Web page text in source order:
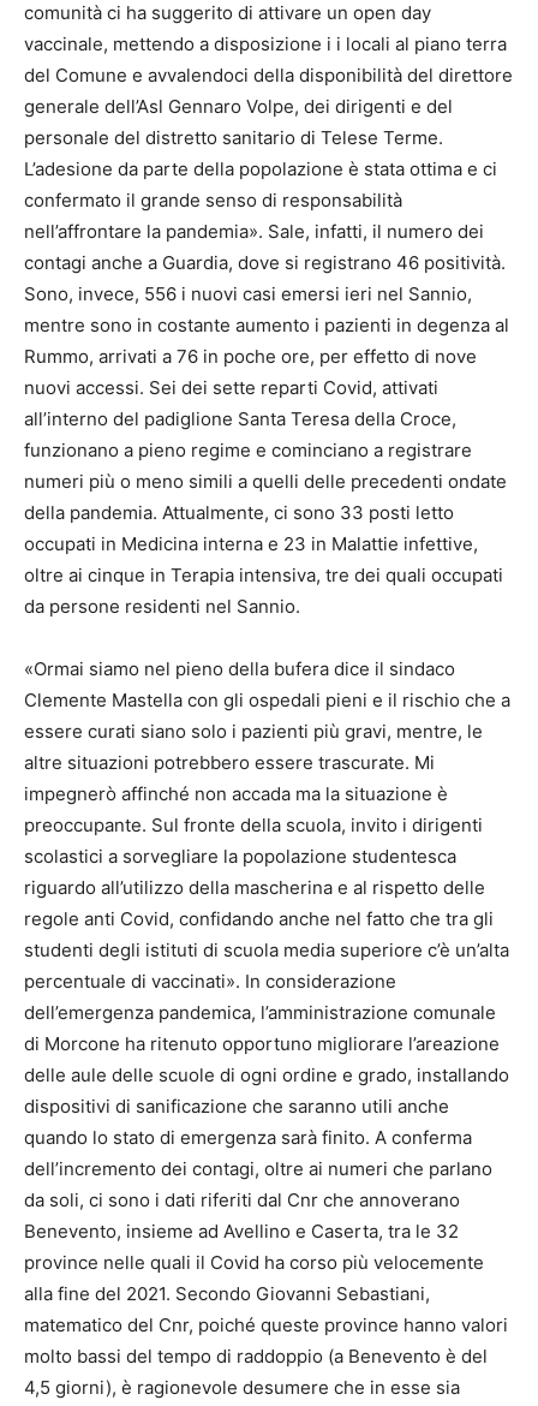
comunità ci ha suggerito di attivare un open day
vaccinale, mettendo a disposizione i i locali al piano terra
del Comune e avvalendoci della disponibilità del direttore
generale dell’Asl Gennaro Volpe, dei dirigenti e del
personale del distretto sanitario di Telese Terme.
L’adesione da parte della popolazione è stata ottima e ci
confermato il grande senso di responsabilità
nell’affrontare la pandemia». Sale, infatti, il numero dei
contagi anche a Guardia, dove si registrano 46 positività.
Sono, invece, 556 i nuovi casi emersi ieri nel Sannio,
mentre sono in costante aumento i pazienti in degenza al
Rummo, arrivati a 76 in poche ore, per effetto di nove
nuovi accessi. Sei dei sette reparti Covid, attivati
all’interno del padiglione Santa Teresa della Croce,
funzionano a pieno regime e cominciano a registrare
numeri più o meno simili a quelli delle precedenti ondate
della pandemia. Attualmente, ci sono 33 posti letto
occupati in Medicina interna e 23 in Malattie infettive,
oltre ai cinque in Terapia intensiva, tre dei quali occupati
da persone residenti nel Sannio.
«Ormai siamo nel pieno della bufera dice il sindaco
Clemente Mastella con gli ospedali pieni e il rischio che a
essere curati siano solo i pazienti più gravi, mentre, le
altre situazioni potrebbero essere trascurate. Mi
impegnerò affinché non accada ma la situazione è
preoccupante. Sul fronte della scuola, invito i dirigenti
scolastici a sorvegliare la popolazione studentesca
riguardo all’utilizzo della mascherina e al rispetto delle
regole anti Covid, confidando anche nel fatto che tra gli
studenti degli istituti di scuola media superiore c’è un’alta
percentuale di vaccinati». In considerazione
dell’emergenza pandemica, l’amministrazione comunale
di Morcone ha ritenuto opportuno migliorare l’areazione
delle aule delle scuole di ogni ordine e grado, installando
dispositivi di sanificazione che saranno utili anche
quando lo stato di emergenza sarà finito. A conferma
dell’incremento dei contagi, oltre ai numeri che parlano
da soli, ci sono i dati riferiti dal Cnr che annoverano
Benevento, insieme ad Avellino e Caserta, tra le 32
province nelle quali il Covid ha corso più velocemente
alla fine del 2021. Secondo Giovanni Sebastiani,
matematico del Cnr, poiché queste province hanno valori
molto bassi del tempo di raddoppio (a Benevento è del
4,5 giorni), è ragionevole desumere che in esse sia